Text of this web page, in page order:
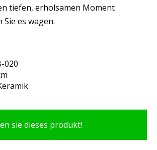
tiefen, erholsamen Moment
es wagen.
020
sie dieses produkt!